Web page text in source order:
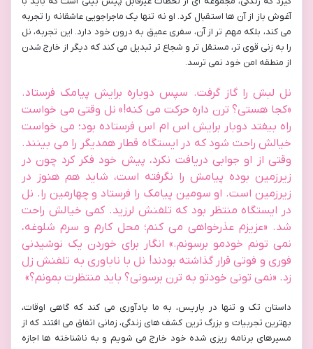
آغوش باز از آن ها استقبال کرد. او نه تنها یک ماجراجویی عاشقانه را تجربه
می کند، بلکه مهم تر از آن، سفری عمیق به درون خود دارد. این تجربه، نل
را به زنی قوی تر، مستقل تر و شجاع تر تبدیل می کند که دیگر از خارج شدن
از منطقه امن خود نمی ترسد.
نل لبش را گاز گرفت. سپس دوباره برایش پیامک فرستاد.
«کجا هستی؟ ترن داره حرکت می کنه!» نل وقتی می خواست
راه بیفتد دوبار برایش اس ام اس فرستاده بود؛ می خواست
خیالش راحت شود که در ایستگاه قطار همدیگر را می بینند.
وقتی از او جوابی دریافت نکرد، پیش خود فکر کرد چون در
زیرزمین بوده پیامش را نگرفته است، شاید هم هنوز در
زیرزمین است. او سومین پیامک را فرستاد و چهارمین را. نل
در ایستگاه منتظر بود که تلفنش لرزید. کمی خیالش راحت
شد. «عزیزم عذرخواهی می کنم؛ محل کارم و سرم شلوغه،
نمی تونم خودمو برسونم.» انگار برای خوردن یک نوشیدنی
فوری و فوتی قرار گذاشته بودند! نل با ناباوری به تلفنش زل
زد. «نمی تونی خودتو به ترن برسونی؟ باید منتظرت بمونم؟»
داستان تک و تنها در پاریس، به ما یادآوری می کند که گاهی اوقات،
بهترین تجربیات و بزرگ ترین کشف های زندگی، زمانی اتفاق می افتند که از
مسیرهای برنامه ریزی شده خود خارج می شویم و به ناشناخته ها اجازه